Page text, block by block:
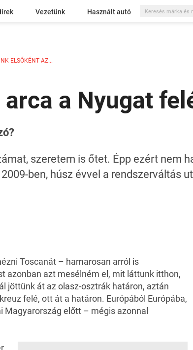
Vezetünk Használt autó
ELSŐKÉNT AZ...
a Nyugat
szeretem is őtet. Épp ezért nem
ben, húsz évvel a rendszerváltás
Toscanát – hamarosan arról is
azonban azt mesélném el, mit láttunk itthon,
jöttünk át az olasz-osztrák határon, aztán
felé, ott át a határon. Európából Európába,
Magyarország előtt – mégis azonnal